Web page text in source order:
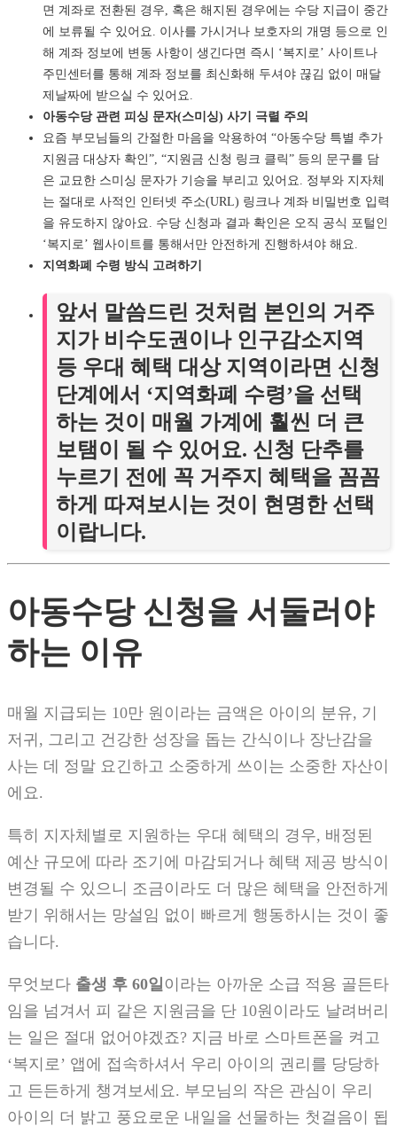
면 계좌로 전환된 경우, 혹은 해지된 경우에는 수당 지급이 중간
에 보류될 수 있어요. 이사를 가시거나 보호자의 개명 등으로 인
해 계좌 정보에 변동 사항이 생긴다면 즉시 ‘복지로’ 사이트나
주민센터를 통해 계좌 정보를 최신화해 두셔야 끊김 없이 매달
제날짜에 받으실 수 있어요.
아동수당 관련 피싱 문자(스미싱) 사기 극렬 주의
요즘 부모님들의 간절한 마음을 악용하여 “아동수당 특별 추가
지원금 대상자 확인”, “지원금 신청 링크 클릭” 등의 문구를 담
은 교묘한 스미싱 문자가 기승을 부리고 있어요. 정부와 지자체
는 절대로 사적인 인터넷 주소(URL) 링크나 계좌 비밀번호 입력
을 유도하지 않아요. 수당 신청과 결과 확인은 오직 공식 포털인
‘복지로’ 웹사이트를 통해서만 안전하게 진행하셔야 해요.
지역화폐 수령 방식 고려하기
앞서 말씀드린 것처럼 본인의 거주
지가 비수도권이나 인구감소지역
등 우대 혜택 대상 지역이라면 신청
단계에서 ‘지역화폐 수령’을 선택
하는 것이 매월 가계에 훨씬 더 큰
보탬이 될 수 있어요. 신청 단추를
누르기 전에 꼭 거주지 혜택을 꼼꼼
하게 따져보시는 것이 현명한 선택
이랍니다.
아동수당 신청을 서둘러야
하는 이유
매월 지급되는 10만 원이라는 금액은 아이의 분유, 기
저귀, 그리고 건강한 성장을 돕는 간식이나 장난감을
사는 데 정말 요긴하고 소중하게 쓰이는 소중한 자산이
에요.
특히 지자체별로 지원하는 우대 혜택의 경우, 배정된
예산 규모에 따라 조기에 마감되거나 혜택 제공 방식이
변경될 수 있으니 조금이라도 더 많은 혜택을 안전하게
받기 위해서는 망설임 없이 빠르게 행동하시는 것이 좋
습니다.
무엇보다 출생 후 60일이라는 아까운 소급 적용 골든타
임을 넘겨서 피 같은 지원금을 단 10원이라도 날려버리
는 일은 절대 없어야겠죠? 지금 바로 스마트폰을 켜고
‘복지로’ 앱에 접속하셔서 우리 아이의 권리를 당당하
고 든든하게 챙겨보세요. 부모님의 작은 관심이 우리
아이의 더 밝고 풍요로운 내일을 선물하는 첫걸음이 됩